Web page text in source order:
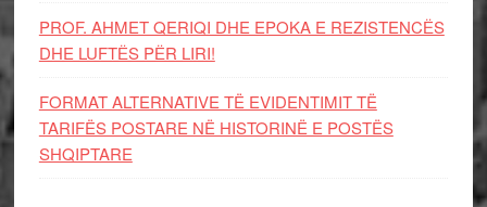
PROF. AHMET QERIQI DHE EPOKA E REZISTENCЁS
DHE LUFTЁS PЁR LIRI!
FORMAT ALTERNATIVE TË EVIDENTIMIT TË
TARIFËS POSTARE NË HISTORINË E POSTËS
SHQIPTARE